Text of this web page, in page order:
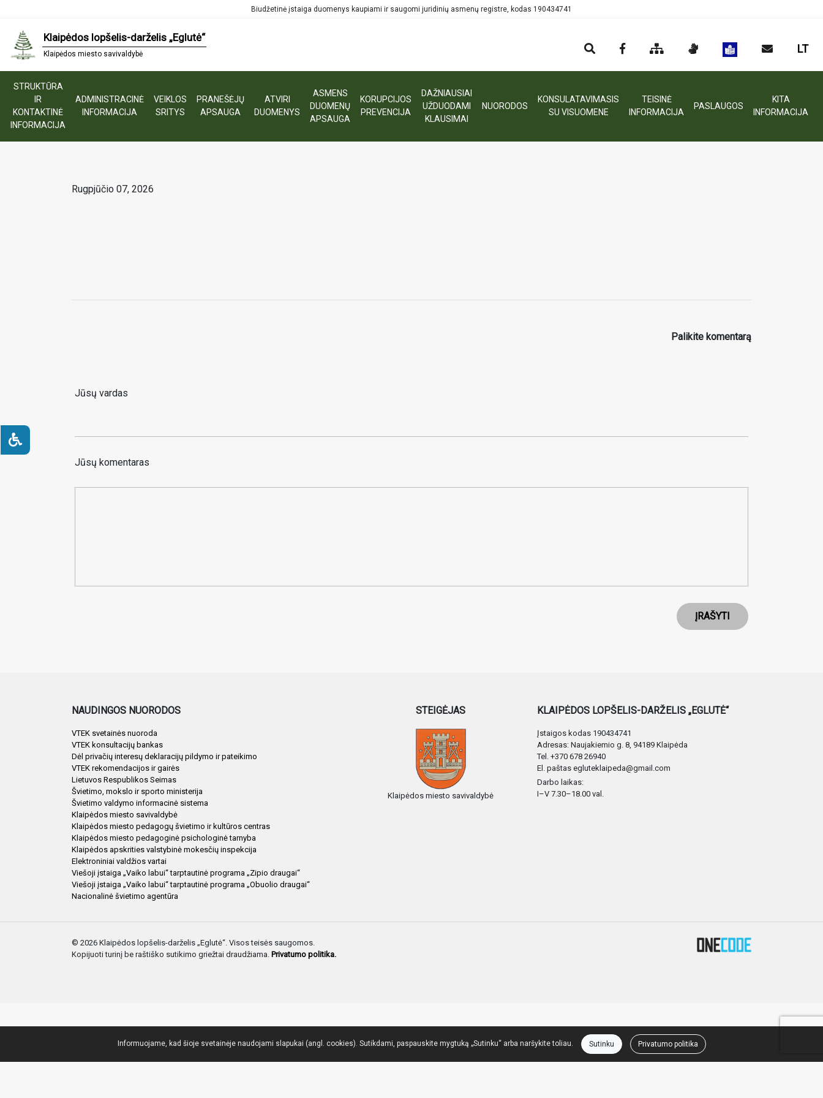
Biudžetinė įstaiga duomenys kaupiami ir saugomi juridinių asmenų registre, kodas 190434741
Klaipėdos lopšelis-darželis „Eglutė“
Klaipėdos miesto savivaldybė LT
STRUKTŪRA
IR
KONTAKTINĖ
INFORMACIJA
ADMINISTRACINĖ
INFORMACIJA
VEIKLOS
SRITYS
PRANEŠĖJŲ
APSAUGA
ATVIRI
DUOMENYS
ASMENS
DUOMENŲ
APSAUGA
KORUPCIJOS
PREVENCIJA
DAŽNIAUSIAI
UŽDUODAMI
KLAUSIMAI
NUORODOS
KONSULATAVIMASIS
SU VISUOMENE
TEISINĖ
INFORMACIJA
PASLAUGOS
KITA
INFORMACIJA
Rugpjūčio 07, 2026
Palikite komentarą
Jūsų vardas
Jūsų komentaras
ĮRAŠYTI
NAUDINGOS NUORODOS
VTEK svetainės nuoroda
VTEK konsultacijų bankas
Dėl privačių interesų deklaracijų pildymo ir pateikimo
VTEK rekomendacijos ir gairės
Lietuvos Respublikos Seimas
Švietimo, mokslo ir sporto ministerija
Švietimo valdymo informacinė sistema
Klaipėdos miesto savivaldybė
Klaipėdos miesto pedagogų švietimo ir kultūros centras
Klaipėdos miesto pedagoginė psichologinė tarnyba
Klaipėdos apskrities valstybinė mokesčių inspekcija
Elektroniniai valdžios vartai
Viešoji įstaiga „Vaiko labui“ tarptautinė programa „Zipio draugai“
Viešoji įstaiga „Vaiko labui“ tarptautinė programa „Obuolio draugai“
Nacionalinė švietimo agentūra
STEIGĖJAS
Klaipėdos miesto savivaldybė
KLAIPĖDOS LOPŠELIS-DARŽELIS „EGLUTĖ“
Įstaigos kodas 190434741
Adresas: Naujakiemio g. 8, 94189 Klaipėda
Tel. +370 678 26940
El. paštas egluteklaipeda@gmail.com
Darbo laikas:
I–V 7.30–18.00 val.
© 2026 Klaipėdos lopšelis-darželis „Eglutė“. Visos teisės saugomos.
Kopijuoti turinį be raštiško sutikimo griežtai draudžiama. Privatumo politika.
Informuojame, kad šioje svetainėje naudojami slapukai (angl. cookies). Sutikdami, paspauskite mygtuką „Sutinku“ arba naršykite toliau. Sutinku Privatumo politika